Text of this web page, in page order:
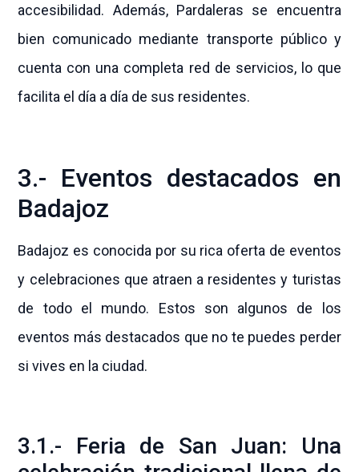
accesibilidad. Además, Pardaleras se encuentra
bien comunicado mediante transporte público y
cuenta con una completa red de servicios, lo que
facilita el día a día de sus residentes.
3.- Eventos destacados en
Badajoz
Badajoz es conocida por su rica oferta de eventos
y celebraciones que atraen a residentes y turistas
de todo el mundo. Estos son algunos de los
eventos más destacados que no te puedes perder
si vives en la ciudad.
3.1.- Feria de San Juan: Una